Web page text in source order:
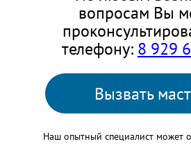
вопросам Вы
телефону: 8 929
Вызвать
Наш опытный специалист может